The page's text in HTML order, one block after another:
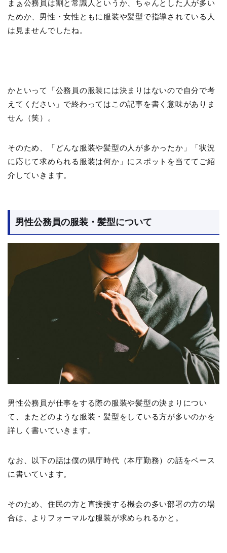
まぁ公務員は割と常識人というか、ちゃんとした人が多い
ためか、男性・女性ともに服装や髪型で指導されている人
は見ませんでしたね。
かといって「公務員の服装には決まりはないので自分で考
えてください」で終わってはこの記事を書く意味がありま
せん（笑）。
そのため、「どんな服装や髪型の人が多かったか」「状況
に応じて求められる服装は何か」にスポットを当ててご紹
介していきます。
男性公務員の服装・髪型について
男性公務員が仕事をする際の服装や髪型の決まりについ
て、またどのような服装・髪型をしている方が多いのかを
詳しく書いていきます。
なお、以下の話は僕の県庁時代（本庁勤務）の話をベース
に書いています。
そのため、住民の方と直接接する機会の多い部署の方の場
合は、よりフォーマルな服装が求められるかと。